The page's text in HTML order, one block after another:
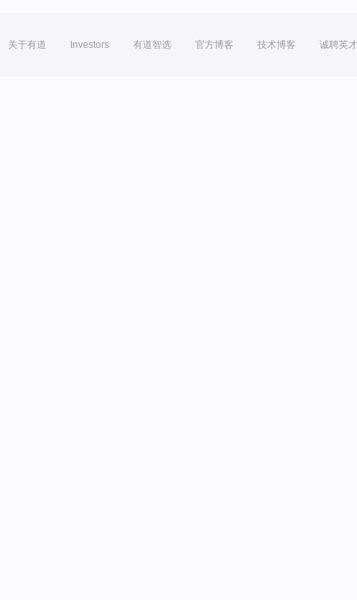
关于有道 Investors 有道智选 官方博客 技术博客 诚聘英才